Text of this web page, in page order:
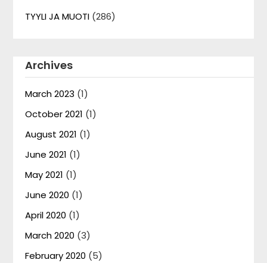
TYYLI JA MUOTI (286)
Archives
March 2023 (1)
October 2021 (1)
August 2021 (1)
June 2021 (1)
May 2021 (1)
June 2020 (1)
April 2020 (1)
March 2020 (3)
February 2020 (5)